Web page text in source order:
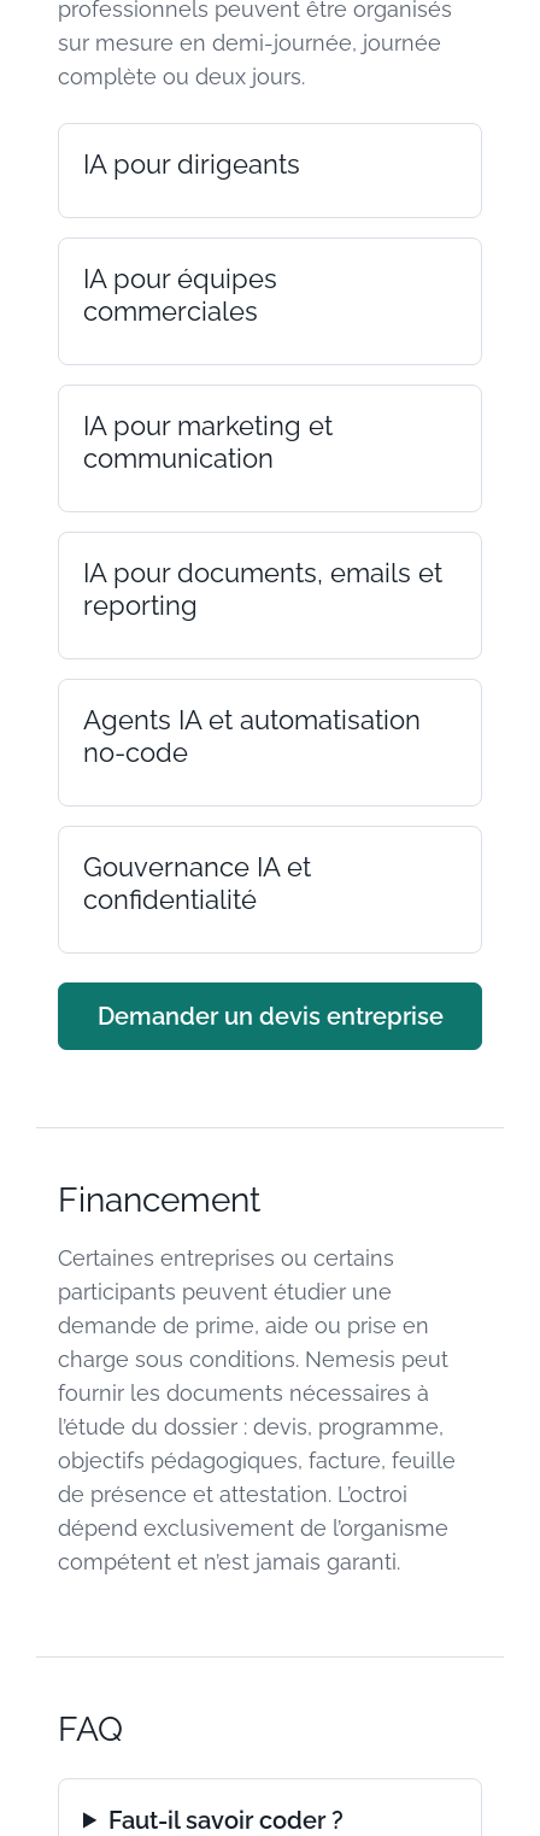
professionnels peuvent être organisés
sur mesure en demi-journée, journée
complète ou deux jours.
IA pour dirigeants
IA pour équipes
commerciales
IA pour marketing et
communication
IA pour documents, emails et
reporting
Agents IA et automatisation
no-code
Gouvernance IA et
confidentialité
Demander un devis entreprise
Financement
Certaines entreprises ou certains
participants peuvent étudier une
demande de prime, aide ou prise en
charge sous conditions. Nemesis peut
fournir les documents nécessaires à
l’étude du dossier : devis, programme,
objectifs pédagogiques, facture, feuille
de présence et attestation. L’octroi
dépend exclusivement de l’organisme
compétent et n’est jamais garanti.
FAQ
Faut-il savoir coder ?